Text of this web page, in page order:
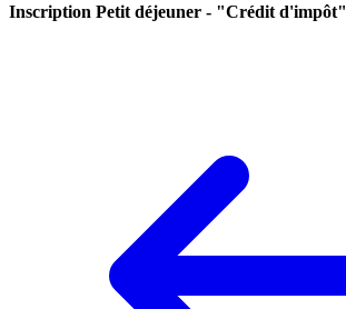
Inscription Petit déjeuner - "Crédit d'impôt"